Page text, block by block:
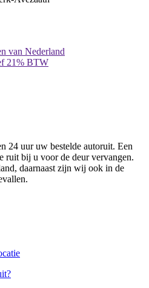
van Nederland
21% BTW
24 uur uw bestelde autoruit. Een
ruit bij u voor de deur vervangen.
daarnaast zijn wij ook in de